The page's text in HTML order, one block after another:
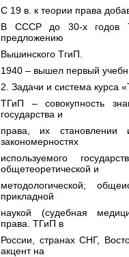
С 19 в. к теории права
В СССР до 30-х годов
предложению
Вышинского ТгиП.
1940 – вышел первый
2. Задачи и система курса
ТГиП – совокупность
государства и
права, их
закономерностях
используемого
общетеоретической и
методологической;
прикладной
наукой (судебная
права. ТГиП в
России, странах СНГ,
акцент на